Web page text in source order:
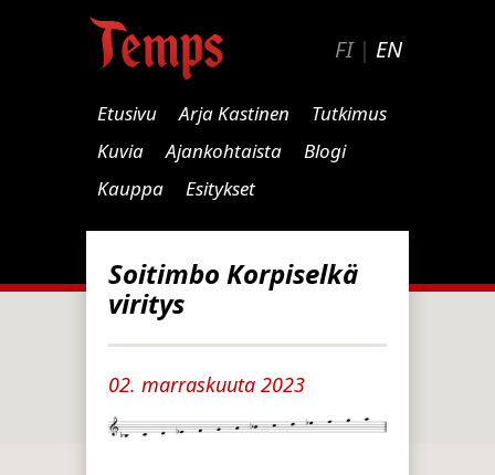
FI| EN
Etusivu Arja Kastinen
Tutkimus
Kuvia
Ajankohtaista
Blogi
Kauppa
Esitykset
Soitimbo Korpiselkä
viritys
02. marraskuuta 2023